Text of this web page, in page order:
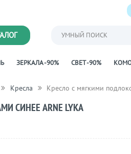
УМНЫЙ ПОИСК
ЗЕРКАЛА -90% СВЕТ -90%
Кресла Кресло с мягкими
СИНЕЕ ARNE LYKA